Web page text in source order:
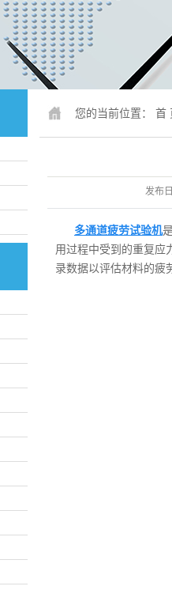
公司环境
锚固、钢绞线试
人造板试验机
冲击试验机
疲劳试验机
试验机配件及升
行业标准
压力机、抗折抗压
您的当前位置： 首
发布日
多通道疲劳试验机
用过程中受到的重复应
录数据以评估材料的疲